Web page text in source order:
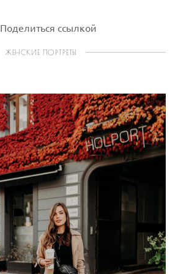
Поделиться ссылкой
ЖЕНСКИЕ ПОРТРЕТЫ